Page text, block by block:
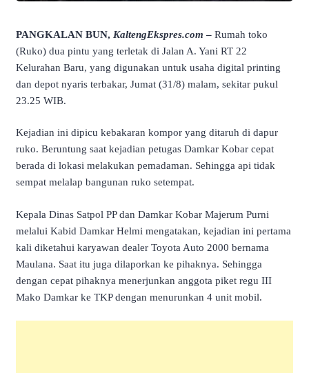
PANGKALAN BUN, KaltengEkspres.com – Rumah toko
(Ruko) dua pintu yang terletak di Jalan A. Yani RT 22
Kelurahan Baru, yang digunakan untuk usaha digital printing
dan depot nyaris terbakar, Jumat (31/8) malam, sekitar pukul
23.25 WIB.
Kejadian ini dipicu kebakaran kompor yang ditaruh di dapur
ruko. Beruntung saat kejadian petugas Damkar Kobar cepat
berada di lokasi melakukan pemadaman. Sehingga api tidak
sempat melalap bangunan ruko setempat.
Kepala Dinas Satpol PP dan Damkar Kobar Majerum Purni
melalui Kabid Damkar Helmi mengatakan, kejadian ini pertama
kali diketahui karyawan dealer Toyota Auto 2000 bernama
Maulana. Saat itu juga dilaporkan ke pihaknya. Sehingga
dengan cepat pihaknya menerjunkan anggota piket regu III
Mako Damkar ke TKP dengan menurunkan 4 unit mobil.